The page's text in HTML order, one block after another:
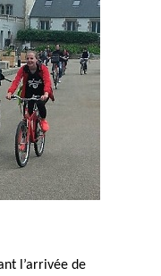
l’arrivée de